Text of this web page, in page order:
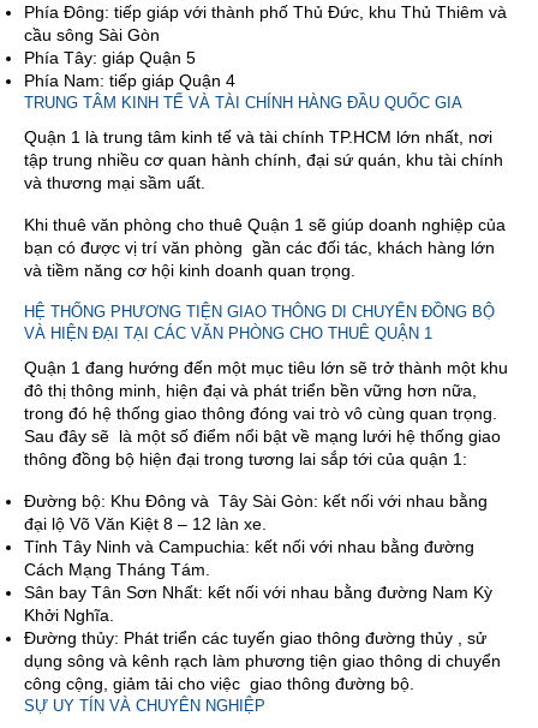
Phía Đông: tiếp giáp với thành phố Thủ Đức, khu Thủ Thiêm và
cầu sông Sài Gòn
Phía Tây: giáp Quận 5
Phía Nam: tiếp giáp Quận 4
TRUNG TÂM KINH TẾ VÀ TÀI CHÍNH HÀNG ĐẦU QUỐC GIA
Quận 1 là trung tâm kinh tế và tài chính TP.HCM lớn nhất, nơi
tập trung nhiều cơ quan hành chính, đại sứ quán, khu tài chính
và thương mại sầm uất.
Khi thuê văn phòng cho thuê Quận 1 sẽ giúp doanh nghiệp của
bạn có được vị trí văn phòng gần các đối tác, khách hàng lớn
và tiềm năng cơ hội kinh doanh quan trọng.
HỆ THỐNG PHƯƠNG TIỆN GIAO THÔNG DI CHUYỂN ĐỒNG BỘ
VÀ HIỆN ĐẠI TẠI CÁC VĂN PHÒNG CHO THUÊ QUẬN 1
Quận 1 đang hướng đến một mục tiêu lớn sẽ trở thành một khu
đô thị thông minh, hiện đại và phát triển bền vững hơn nữa,
trong đó hệ thống giao thông đóng vai trò vô cùng quan trọng.
Sau đây sẽ là một số điểm nổi bật về mạng lưới hệ thống giao
thông đồng bộ hiện đại trong tương lai sắp tới của quận 1:
Đường bộ: Khu Đông và Tây Sài Gòn: kết nối với nhau bằng
đại lộ Võ Văn Kiệt 8 – 12 làn xe.
Tỉnh Tây Ninh và Campuchia: kết nối với nhau bằng đường
Cách Mạng Tháng Tám.
Sân bay Tân Sơn Nhất: kết nối với nhau bằng đường Nam Kỳ
Khởi Nghĩa.
Đường thủy: Phát triển các tuyến giao thông đường thủy , sử
dụng sông và kênh rạch làm phương tiện giao thông di chuyển
công cộng, giảm tải cho việc giao thông đường bộ.
SỰ UY TÍN VÀ CHUYÊN NGHIỆP